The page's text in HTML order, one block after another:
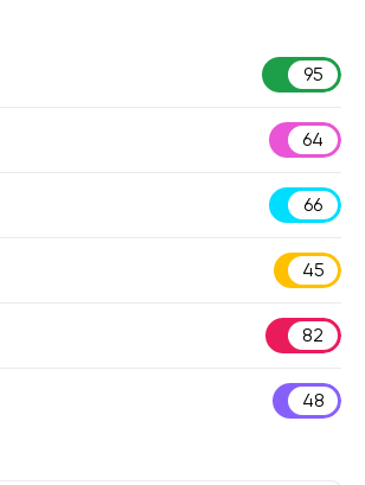
95
64
66
45
82
48